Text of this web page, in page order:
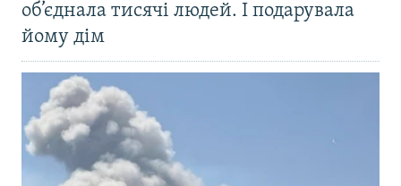
об’єднала тисячі людей. І подарувала
йому дім